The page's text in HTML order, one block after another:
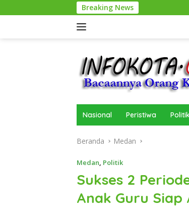
ke
Breaking News
Nasional Peristiwa Politik
Beranda Medan
Medan, Politik
Sukses 2
Anak Guru